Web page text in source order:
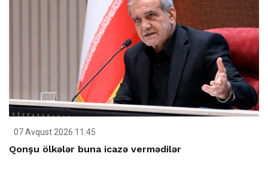
07 Avqust 2026 11:45
Qonşu ölkələr buna icazə vermədilər